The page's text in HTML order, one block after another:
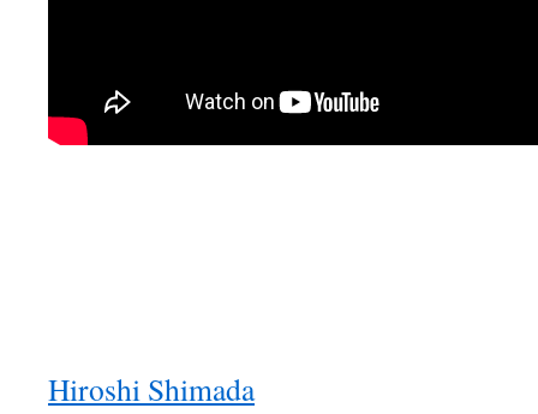
Hiroshi Shimada